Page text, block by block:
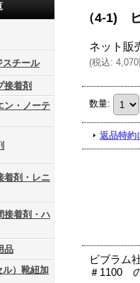
スチール
接着剤
ン・ノーテ
着剤・レニ
接着剤・ハ
品
ル）靴紐加
（4-1)
ネット販
(税込: 4,070
数量:
返品特約
ビブラム
＃1100